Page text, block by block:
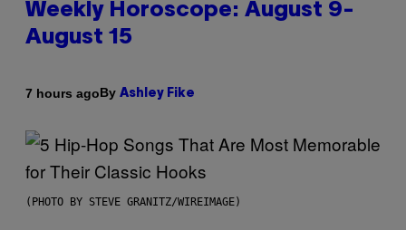
Weekly Horoscope: August 9-
August 15
7 hours agoBy Ashley Fike
(PHOTO BY STEVE GRANITZ/WIREIMAGE)